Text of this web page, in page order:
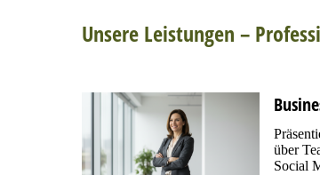
Unsere Leistungen –
über
Social